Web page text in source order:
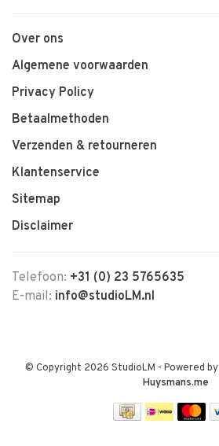
Over ons
Algemene voorwaarden
Privacy Policy
Betaalmethoden
Verzenden & retourneren
Klantenservice
Sitemap
Disclaimer
Telefoon: +31 (0) 23 5765635
E-mail: info@studioLM.nl
© Copyright 2026 StudioLM - Powered by
Huysmans.me